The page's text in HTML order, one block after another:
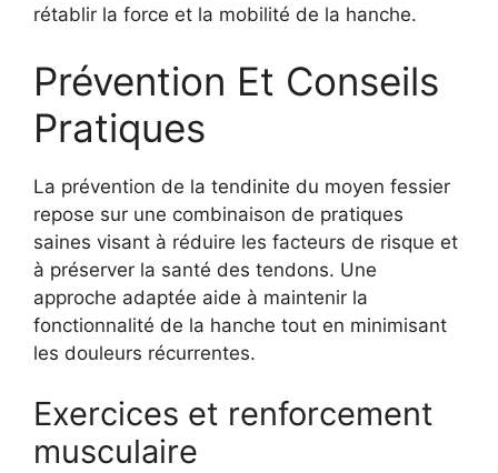
rétablir la force et la mobilité de la hanche.
Prévention Et Conseils
Pratiques
La prévention de la tendinite du moyen fessier
repose sur une combinaison de pratiques
saines visant à réduire les facteurs de risque et
à préserver la santé des tendons. Une
approche adaptée aide à maintenir la
fonctionnalité de la hanche tout en minimisant
les douleurs récurrentes.
Exercices et renforcement
musculaire